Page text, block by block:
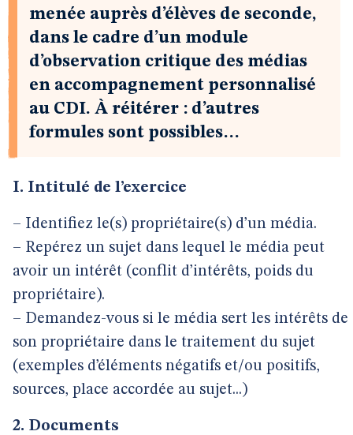
menée auprès d’élèves de seconde,
dans le cadre d’un module
d’observation critique des médias
en accompagnement personnalisé
au CDI. À réitérer : d’autres
formules sont possibles…
I. Intitulé de l’exercice
– Identifiez le(s) propriétaire(s) d’un média.
– Repérez un sujet dans lequel le média peut
avoir un intérêt (conflit d’intérêts, poids du
propriétaire).
– Demandez-vous si le média sert les intérêts de
son propriétaire dans le traitement du sujet
(exemples d’éléments négatifs et/ou positifs,
sources, place accordée au sujet...)
2. Documents